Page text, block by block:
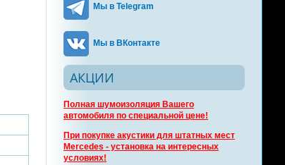
Мы в Telegram
Мы в ВКонтакте
АКЦИИ
Полная шумоизоляция Вашего
автомобиля по специальной цене!
При покупке акустики для штатных мест
Mercedes - установка на интересных
условиях!